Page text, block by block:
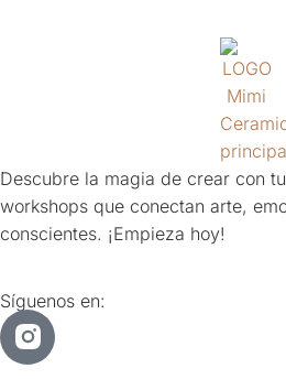
Descubre la magia de crear con
workshops que conectan arte,
conscientes. ¡Empieza hoy!
Síguenos en: